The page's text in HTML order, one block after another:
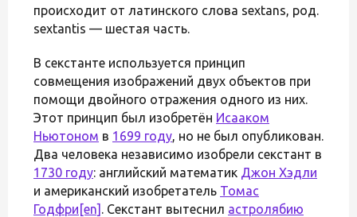
происходит от латинского слова sextans, род.
sextantis — шестая часть.
В секстанте используется принцип
совмещения изображений двух объектов при
помощи двойного отражения одного из них.
Этот принцип был изобретён Исааком
Ньютоном в 1699 году, но не был опубликован.
Два человека независимо изобрели секстант в
1730 году: английский математик Джон Хэдли
и американский изобретатель Томас
Годфри [en] . Секстант вытеснил астролябию